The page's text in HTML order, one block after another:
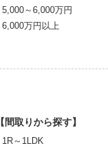
5,000～6,000万円
6,000万円以上
【間取りから探す】
1R～1LDK